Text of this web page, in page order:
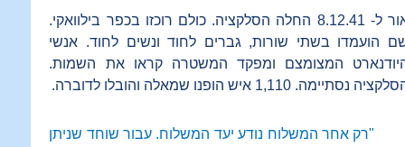
אור ל- 8.12.41 החלה הסלקציה. כולם רוכזו בכפר בילוואקי.
הועמדו בשתי שורות, גברים לחוד ונשים לחוד. אנשי
המצומצם ומפקד המשטרה קראו את השמות.
נסתיימה. 1,110 איש הופנו שמאלה והובלו לדוברה.
"רק אחר המשלוח נודע יעד המשלוח. עבור שוחד שניתן